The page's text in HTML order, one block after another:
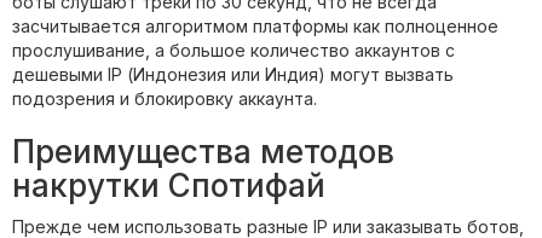
засчитывается алгоритмом платформы как полноценное
прослушивание, а большое количество аккаунтов с
дешевыми ІР (Индонезия или Индия) могут вызвать
подозрения и блокировку аккаунта.
Преимущества методов
накрутки Спотифай
Прежде чем использовать разные ІР или заказывать ботов,